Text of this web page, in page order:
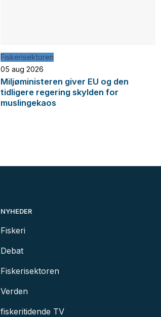
Fiskerisektoren
05 aug 2026
Miljøministeren giver EU og den
tidligere regering skylden for
muslingekaos
NYHEDER
Fiskeri
Debat
Fiskerisektoren
Verden
fiskeritidende TV